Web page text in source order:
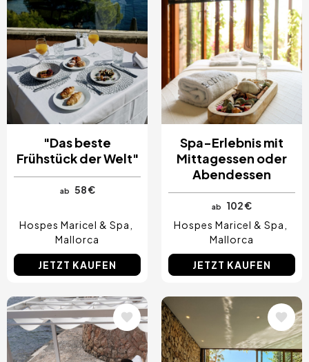
"Das beste
Frühstück der Welt"
ab 58 €
Hospes Maricel & Spa
Mallorca
JETZT KAUFEN
Spa-Erlebnis mit
Mittagessen oder
Abendessen
ab
102 €
Hospes Maricel & Spa
Mallorca
JETZT KAUFEN
Bild Bild